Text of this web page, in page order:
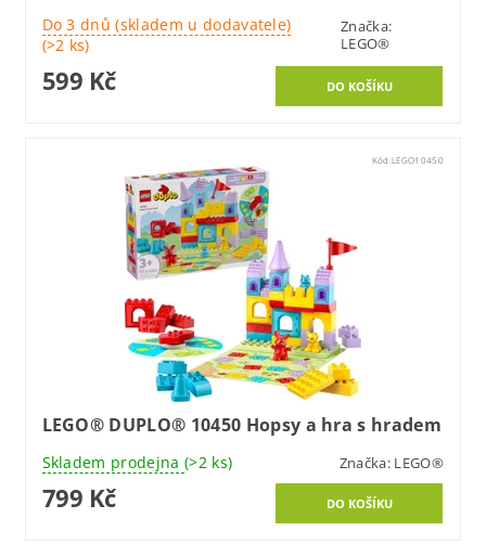
Do 3 dnů (skladem u dodavatele)
(>2 ks)
Značka:
LEGO®
599 Kč
Kód:LEGO10450
LEGO® DUPLO® 10450 Hopsy a hra s hradem
Skladem prodejna (>2 ks) Značka: LEGO®
799 Kč